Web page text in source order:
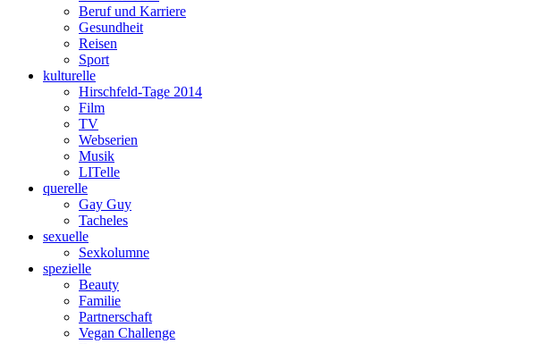
Beruf und Karriere
Gesundheit
Reisen
Sport
kulturelle
Hirschfeld-Tage 2014
Film
TV
Webserien
Musik
LITelle
querelle
Gay Guy
Tacheles
sexuelle
Sexkolumne
spezielle
Beauty
Familie
Partnerschaft
Vegan Challenge